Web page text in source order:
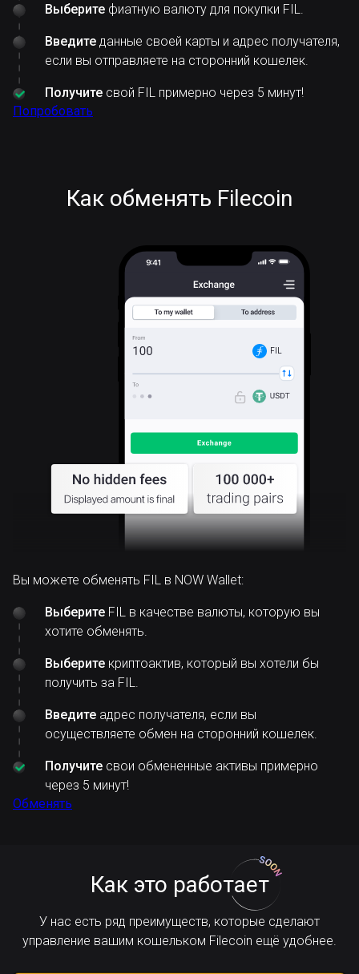
Выберите фиатную валюту для покупки FIL.
Введите данные своей карты и адрес получателя,
если вы отправляете на сторонний кошелек.
Получите свой FIL примерно через 5 минут!
Попробовать
Как обменять Filecoin
FIL
Вы можете обменять FIL в NOW Wallet:
Выберите FIL в качестве валюты, которую вы
хотите обменять.
Выберите криптоактив, который вы хотели бы
получить за FIL.
Введите адрес получателя, если вы
осуществляете обмен на сторонний кошелек.
Получите свои обмененные активы примерно
через 5 минут!
Обменять
Как это работает
У нас есть ряд преимуществ, которые сделают
управление вашим кошельком Filecoin ещё удобнее.